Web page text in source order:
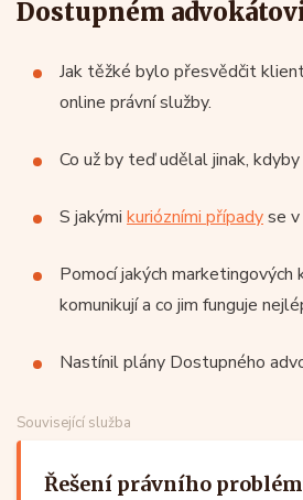
Dostupném
Jak těžké bylo přesvědčit
online právní služby.
Co už by teď udělal jinak,
S jakými kuriózními případyse
Pomocí jakých
komunikují a co jim funguje
Nastínil plány Dostupného
Související služba
Řešení právního